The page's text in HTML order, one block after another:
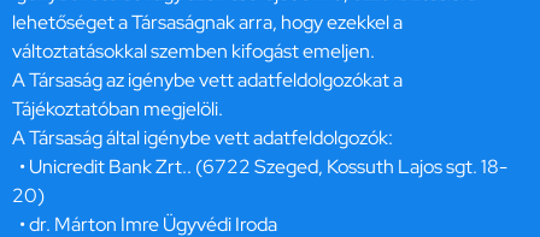
lehetőséget a Társaságnak arra, hogy ezekkel a
változtatásokkal szemben kifogást emeljen.
A Társaság az igénybe vett adatfeldolgozókat a
Tájékoztatóban megjelöli.
A Társaság által igénybe vett adatfeldolgozók:
• Unicredit Bank Zrt.. (6722 Szeged, Kossuth Lajos sgt. 18-
20)
• dr. Márton Imre Ügyvédi Iroda